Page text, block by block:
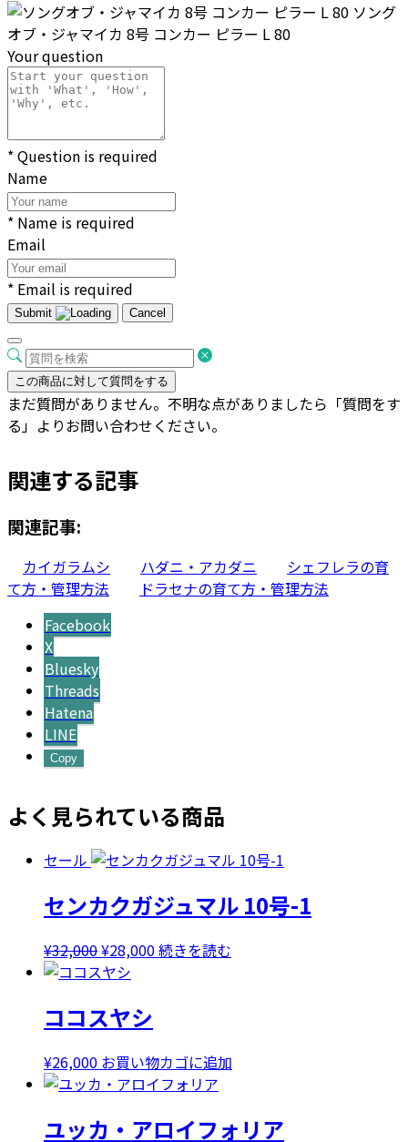
ソング
オブ・ジャマイカ 8号 コンカー ピラー L 80
Your question
* Question is required
Name
* Name is required
Email
* Email is required
Submit Cancel
この商品に対して質問をする
まだ質問がありません。不明な点がありましたら「質問をす
る」よりお問い合わせください。
関連する記事
関連記事:
カイガラムシ ハダニ・アカダニ
シェフレラの育
て方・管理方法
ドラセナの育て方・管理方法
Facebook
X
Bluesky
Threads
Hatena
LINE
Copy
よく見られている商品
セール
センカクガジュマル 10号-1
¥32,000元
の
格
は
¥32,000
で
た。
¥28,000現
は
¥28,000
す。
続きを読む
ココスヤシ
¥26,000 お買い物カゴに追加
ユッカ・アロイフォリア